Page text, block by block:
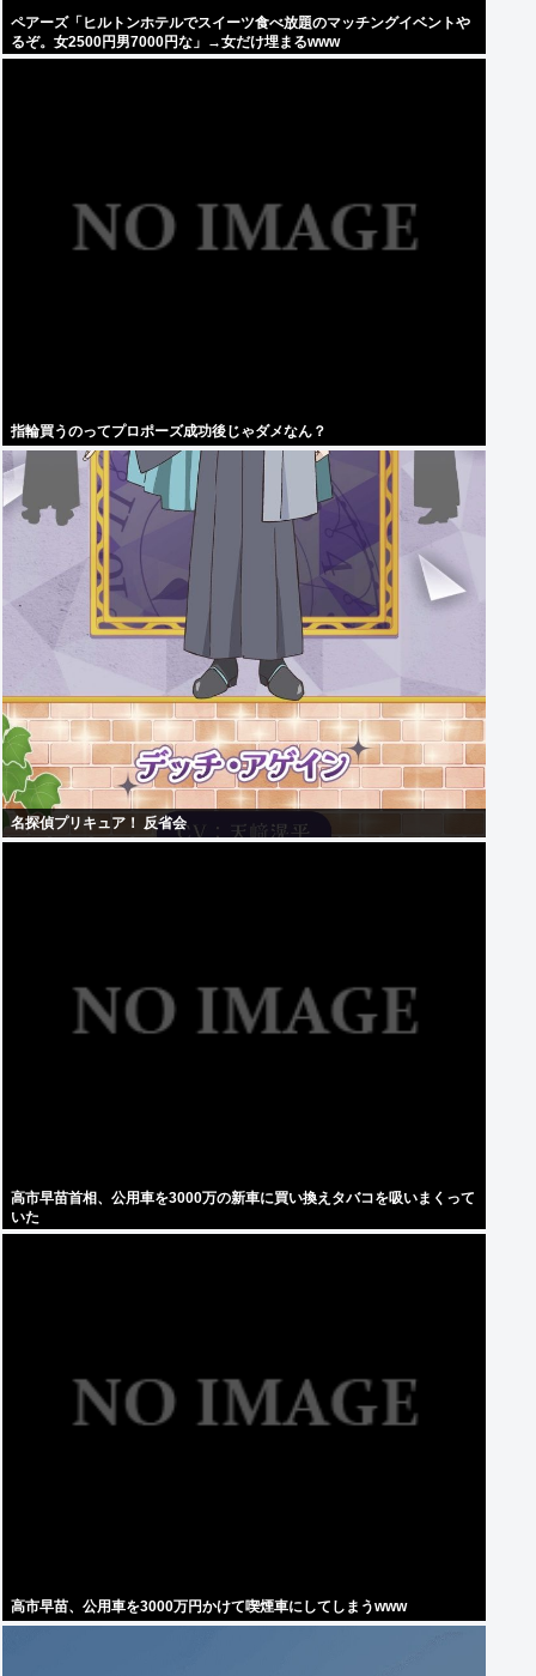
ペアーズ「ヒルトンホテルでスイーツ食べ放題のマッチングイベントや
るぞ。女2500円男7000円な」→女だけ埋まるwww
指輪買うのってプロポーズ成功後じゃダメなん？
名探偵プリキュア！ 反省会
高市早苗首相、公用車を3000万の新車に買い換えタバコを吸いまくって
いた
高市早苗、公用車を3000万円かけて喫煙車にしてしまうwww